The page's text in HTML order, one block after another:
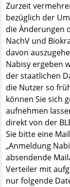
Zurzeit
bezüglich der
die Änderungen
NachV und
davon
Nabisy ergeben
der staatlichen
die Nutzer so
können Sie sich
aufnehmen
direkt von der
Sie bitte eine
„Anmeldung
absendende
Verteiler mit
nur folgende